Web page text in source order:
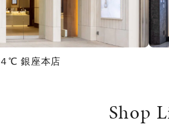
４℃ 銀座本店
Shop